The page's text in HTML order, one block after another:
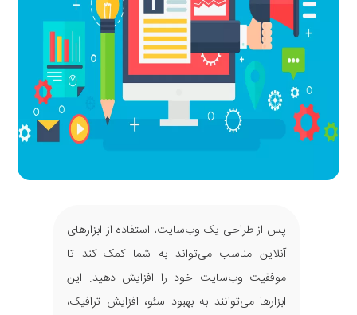
پس از طراحی یک وب‌سایت، استفاده از ابزارهای
آنلاین مناسب می‌تواند به شما کمک کند تا
موفقیت وب‌سایت خود را افزایش دهید. این
ابزارها می‌توانند به بهبود سئو، افزایش ترافیک،